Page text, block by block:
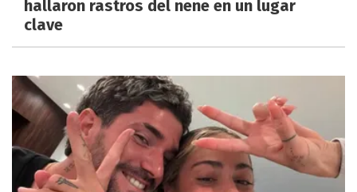
hallaron rastros del nene en un lugar
clave